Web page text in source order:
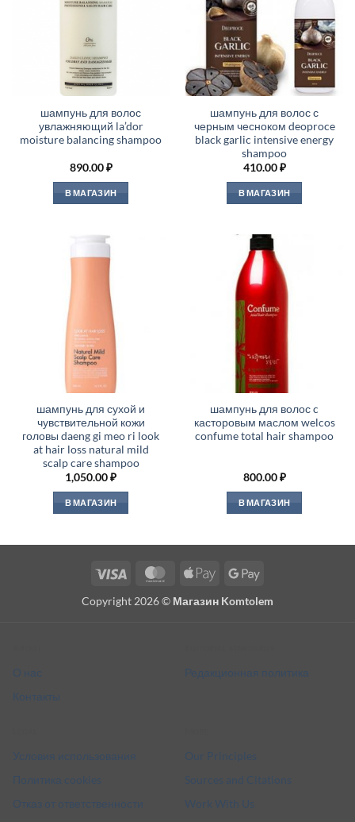
шампунь для волос
увлажняющий la’dor
moisture balancing shampoo
890.00₽
В МАГАЗИН
шампунь для волос с
черным чесноком deoproce
black garlic intensive energy
shampoo
410.00₽
В МАГАЗИН
шампунь для сухой и
чувствительной кожи
головы daeng gi meo ri look
at hair loss natural mild
scalp care shampoo
1,050.00₽
В МАГАЗИН
шампунь для волос c
касторовым маслом welcos
confume total hair shampoo
800.00₽
В МАГАЗИН
Visa MasterCardApple
Google
Copyright 2026 © Магазин Komtolem
О нас
Контакты
Редакционная политика
Условия использования
Политика cookies
Отказ от ответственности
Our Principles
Sources and Citations
Work With Us